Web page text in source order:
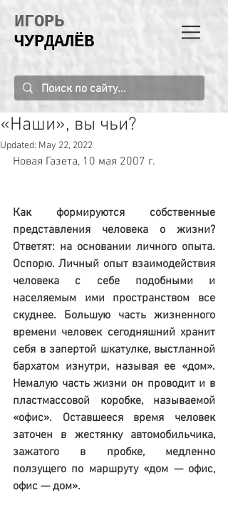
ИГОРЬ
ЧУРДАЛЁВ
«Наши», вы чьи?
Updated: May 22, 2022
Новая Газета, 10 мая 2007 г.
Как формируются собственные
представления человека о жизни?
Ответят: на основании личного опыта.
Оспорю. Личный опыт взаимодействия
человека с себе подобными и
населяемым ими пространством все
скуднее. Большую часть жизненного
времени человек сегодняшний хранит
себя в запертой шкатулке, выстланной
бархатом изнутри, называя ее «дом».
Немалую часть жизни он проводит и в
пластмассовой коробке, называемой
«офис». Оставшееся время человек
заточен в жестянку автомобильчика,
зажатого в пробке, медленно
ползущего по маршруту «дом — офис,
офис — дом».